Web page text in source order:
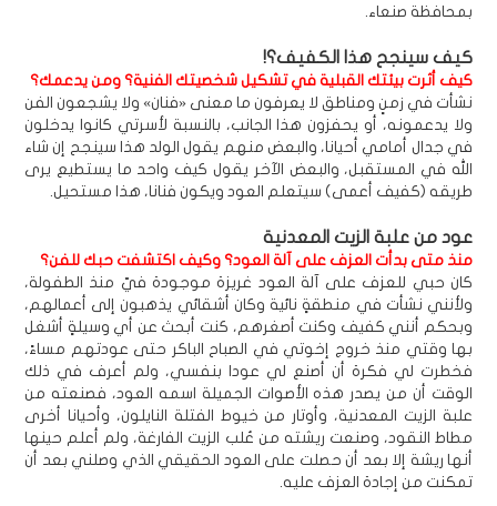
بمحافظة صنعاء.
كيف سينجح هذا الكفيف؟!
كيف أثرت بيئتك القبلية في تشكيل شخصيتك الفنية؟ ومن يدعمك؟
نشأت في زمنٍ ومناطق لا يعرفون ما معنى «فنان» ولا يشجعون الفن
ولا يدعمونه، أو يحفزون هذا الجانب، بالنسبة لأسرتي كانوا يدخلون
في جدال أمامي أحيانا، والبعض منهم يقول الولد هذا سينجح إن شاء
الله في المستقبل، والبعض الآخر يقول كيف واحد ما يستطيع يرى
طريقه (كفيف أعمى) سيتعلم العود ويكون فنانا، هذا مستحيل.
عود من علبة الزيت المعدنية
منذ متى بدأت العزف على آلة العود؟ وكيف اكتشفت حبك للفن؟
كان حبي للعزف على آلة العود غريزة موجودة فيّ منذ الطفولة،
ولأنني نشأت في منطقةٍ نائية وكان أشقائي يذهبون إلى أعمالهم،
وبحكم أنني كفيف وكنت أصغرهم، كنت أبحث عن أي وسيلةٍ أشغل
بها وقتي منذ خروج إخوتي في الصباح الباكر حتى عودتهم مساءً،
فخطرت لي فكرة أن أصنع لي عودا بنفسي، ولم أعرف في ذلك
الوقت أن من يصدر هذه الأصوات الجميلة اسمه العود، فصنعته من
علبة الزيت المعدنية، وأوتار من خيوط الفتلة النايلون، وأحيانا أخرى
مطاط النقود، وصنعت ريشته من عُلب الزيت الفارغة، ولم أعلم حينها
أنها ريشة إلا بعد أن حصلت على العود الحقيقي الذي وصلني بعد أن
تمكنت من إجادة العزف عليه.